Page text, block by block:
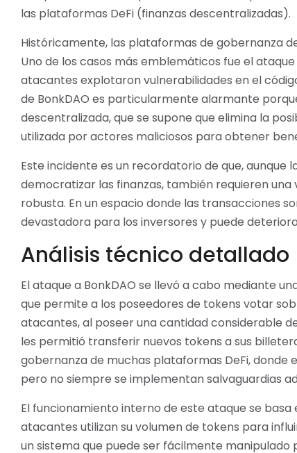
las plataformas DeFi (finanzas descentralizadas).
Históricamente, las plataformas de gobernanza
Uno de los casos más emblemáticos fue el
atacantes explotaron vulnerabilidades en el
de BonkDAO es particularmente alarmante
descentralizada, que se supone que elimina la
utilizada por actores maliciosos para obtener
Este incidente es un recordatorio de que,
democratizar las finanzas, también requieren
robusta. En un espacio donde las transacciones
devastadora para los inversores y puede
Análisis técnico detallado
El ataque a BonkDAO se llevó a cabo mediante
que permite a los poseedores de tokens votar
atacantes, al poseer una cantidad considerable
les permitió transferir nuevos tokens a sus
gobernanza de muchas plataformas DeFi, donde
pero no siempre se implementan salvaguardias
El funcionamiento interno de este ataque se
atacantes utilizan su volumen de tokens para
un sistema que puede ser fácilmente